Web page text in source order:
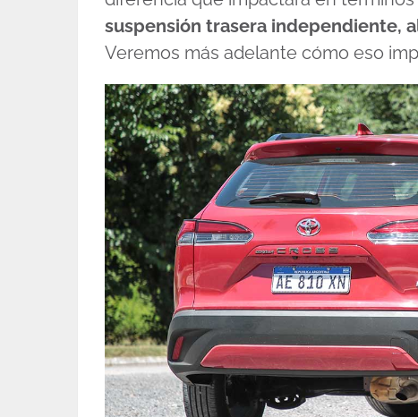
suspensión trasera independiente,
Veremos más adelante cómo eso